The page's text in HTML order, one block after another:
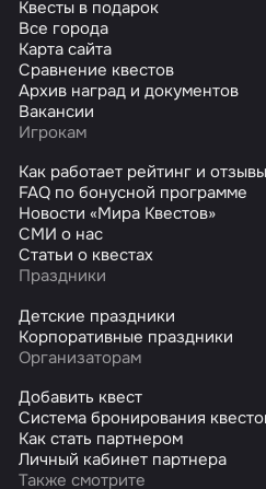
Квесты в подарок
Все города
Карта сайта
Сравнение квестов
Архив наград и документов
Вакансии
Игрокам
Как работает рейтинг и отзывы
FAQ по бонусной программе
Новости «Мира Квестов»
СМИ о нас
Статьи о квестах
Праздники
Детские праздники
Корпоративные праздники
Организаторам
Добавить квест
Система бронирования
Как стать партнером
Личный кабинет партнера
Также смотрите